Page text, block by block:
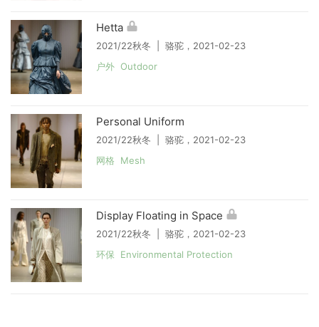
Hetta
2021/22秋冬 | 骆驼，2021-02-23
户外 Outdoor
Personal Uniform
2021/22秋冬 | 骆驼，2021-02-23
网格 Mesh
Display Floating in Space
2021/22秋冬 | 骆驼，2021-02-23
环保 Environmental Protection